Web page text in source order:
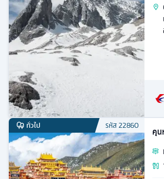
ทั่วไป รหัส22860
คุน